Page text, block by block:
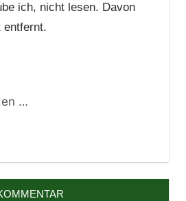
ich, nicht lesen. Davon
entfernt.
…